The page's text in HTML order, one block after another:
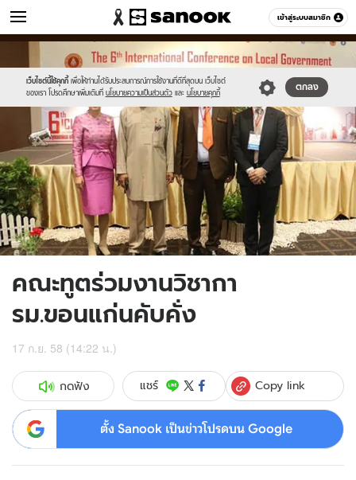
เข้าสู่ระบบสมาชิก
ข่าว หมวดอื่นๆ
เว็บไซต์นี้ใช้คุกกี้ เพื่อให้ท่านได้รับประสบการณ์การใช้งานที่ดีที่สุดบน เว็บไซต์
ของเรา โปรดศึกษาเพิ่มเติมที่ นโยบายความเป็นส่วนตัว และ นโยบายคุกกี้
ตกลง
//s.isanook.com/sr/0/images/logo-
new-
sanook.png
//s.isanook.com/ns/0/ud/373/1867194/646576-
01.jpg
คณะทูตร่วมงานวิชากา
รม.ขอนแก่นคับคั่ง
17 ก.ย. 58 (14:22 น.)
กดฟัง แชร์ Copy link
ตั้ง Sanook เป็นข่าวโปรดบน Google